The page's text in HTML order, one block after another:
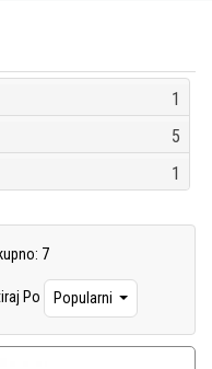
1
5
1
7
Po Popularni